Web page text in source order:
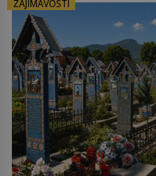
na volném moři je
podobné obří vlny obávat i v
tsunami si […]
ZAJÍMAVOSTI